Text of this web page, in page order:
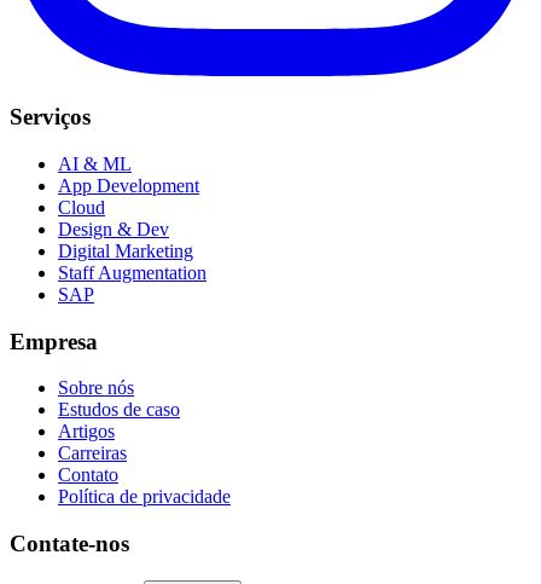
Serviços
AI & ML
App Development
Cloud
Design & Dev
Digital Marketing
Staff Augmentation
SAP
Empresa
Sobre nós
Estudos de caso
Artigos
Carreiras
Contato
Política de privacidade
Contate-nos